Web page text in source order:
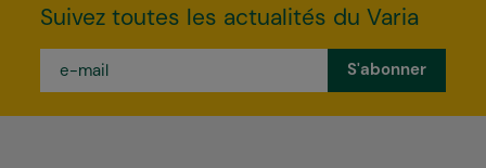
Suivez toutes les actualités du Varia
mail